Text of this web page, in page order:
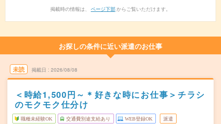
掲載時の情報は、 ページ下部 からご覧いただけます。
お探しの条件に近い派遣のお仕事
未読 掲載日 2026/08/08
＜時給1,500円～＊好きな時にお仕事＞チラシ
のモクモク仕分け
職種未経験OK 交通費別途支給あり WEB登録OK 派遣